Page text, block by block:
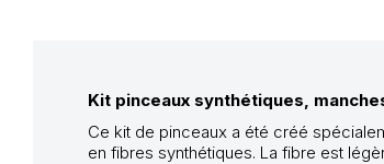
Kit pinceaux synthétiques,
Ce kit de pinceaux a été créé
en fibres synthétiques. La fibre est